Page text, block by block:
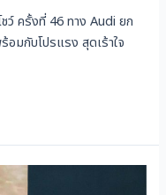
ว์ ครั้งที่ 46 ทาง Audi ยก
มกับโปรแรง สุดเร้าใจ